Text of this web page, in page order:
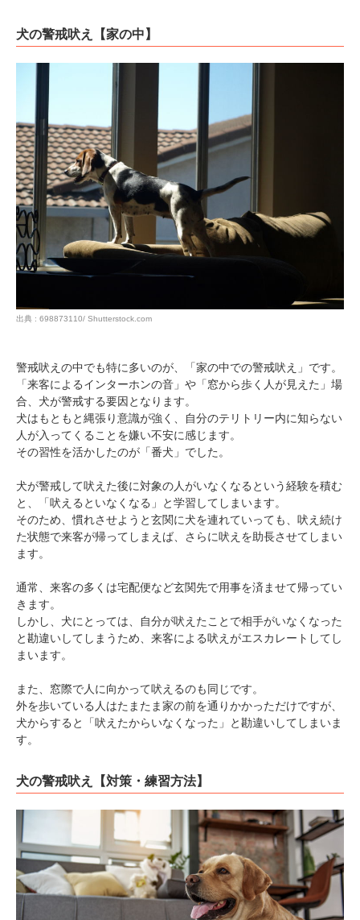
犬の警戒吠え【家の中】
出典 : 698873110/ Shutterstock.com
警戒吠えの中でも特に多いのが、「家の中での警戒吠え」です。
「来客によるインターホンの音」や「窓から歩く人が見えた」場
合、犬が警戒する要因となります。
犬はもともと縄張り意識が強く、自分のテリトリー内に知らない
人が入ってくることを嫌い不安に感じます。
その習性を活かしたのが「番犬」でした。
犬が警戒して吠えた後に対象の人がいなくなるという経験を積む
と、「吠えるといなくなる」と学習してしまいます。
そのため、慣れさせようと玄関に犬を連れていっても、吠え続け
た状態で来客が帰ってしまえば、さらに吠えを助長させてしまい
ます。
通常、来客の多くは宅配便など玄関先で用事を済ませて帰ってい
きます。
しかし、犬にとっては、自分が吠えたことで相手がいなくなった
と勘違いしてしまうため、来客による吠えがエスカレートしてし
まいます。
また、窓際で人に向かって吠えるのも同じです。
外を歩いている人はたまたま家の前を通りかかっただけですが、
犬からすると「吠えたからいなくなった」と勘違いしてしまいま
す。
犬の警戒吠え【対策・練習方法】